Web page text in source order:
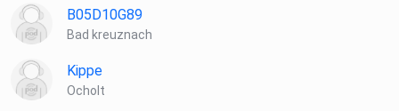
B05D10G89
Bad kreuznach
Kippe
Ocholt